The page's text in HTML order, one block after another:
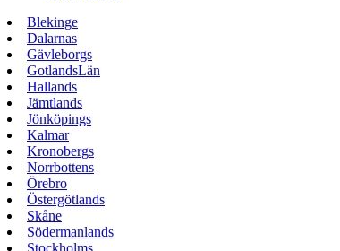
Blekinge
Dalarnas
Gävleborgs
GotlandsLän
Hallands
Jämtlands
Jönköpings
Kalmar
Kronobergs
Norrbottens
Örebro
Östergötlands
Skåne
Södermanlands
Stockholms